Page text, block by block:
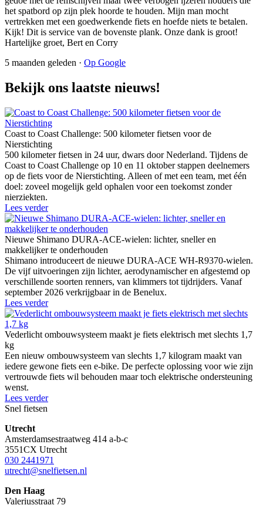
het spatbord op zijn plek hoorde te houden. Mijn man mocht
vertrekken met een goedwerkende fiets en hoefde niets te betalen.
Kijk! Dit is service van de bovenste plank. Onze dank is groot!
Hartelijke groet, Bert en Corry
5 maanden geleden · Op Google
Bekijk ons laatste nieuws!
Coast to Coast Challenge: 500 kilometer fietsen voor de
Nierstichting
500 kilometer fietsen in 24 uur, dwars door Nederland. Tijdens de
Coast to Coast Challenge op 10 en 11 oktober stappen deelnemers
op de fiets voor de Nierstichting. Alleen of met een team, met één
doel: zoveel mogelijk geld ophalen voor een toekomst zonder
nierziekten.
Lees verder
Nieuwe Shimano DURA-ACE-wielen: lichter, sneller en
makkelijker te onderhouden
Shimano introduceert de nieuwe DURA-ACE WH-R9370-wielen.
De vijf uitvoeringen zijn lichter, aerodynamischer en afgestemd op
verschillende soorten renners, van klimmers tot tijdrijders. Vanaf
september 2026 verkrijgbaar in de Benelux.
Lees verder
Vederlicht ombouwsysteem maakt je fiets elektrisch met slechts 1,7
kg
Een nieuw ombouwsysteem van slechts 1,7 kilogram maakt van
iedere gewone fiets een e-bike. De perfecte oplossing voor wie zijn
vertrouwde fiets wil behouden maar toch elektrische ondersteuning
wenst.
Lees verder
Snel fietsen
Utrecht
Amsterdamsestraatweg 414 a-b-c
3551CX Utrecht
030 2441971
utrecht@snelfietsen.nl
Den Haag
Valeriusstraat 79